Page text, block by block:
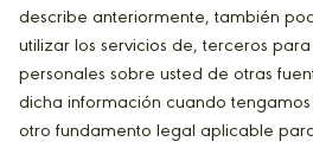
describe anteriormente, también
utilizar los servicios de, terceros
personales sobre usted de otras
dicha información cuando
otro fundamento legal aplicable